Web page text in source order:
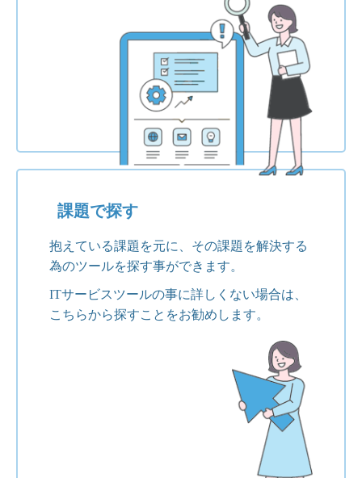
課題で探す
抱えている課題を元に、その課題を解決する
為のツールを探す事ができます。
ITサービスツールの事に詳しくない場合は、
こちらから探すことをお勧めします。